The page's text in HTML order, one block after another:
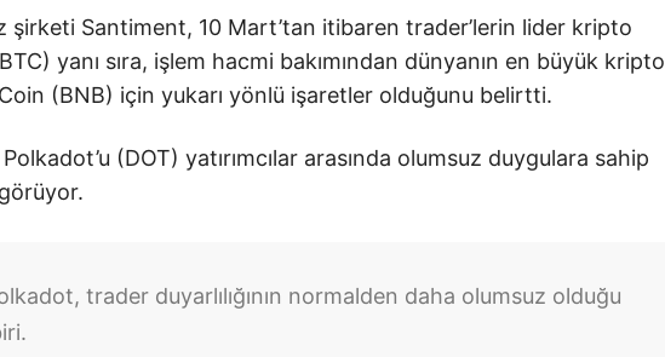
şirketi Santiment, 10 Mart’tan itibaren trader’lerin lider kripto
yanı sıra, işlem hacmi bakımından dünyanın en büyük kripto
(BNB) için yukarı yönlü işaretler olduğunu belirtti.
(DOT) yatırımcılar arasında olumsuz duygulara sahip
trader duyarlılığının normalden daha olumsuz olduğu